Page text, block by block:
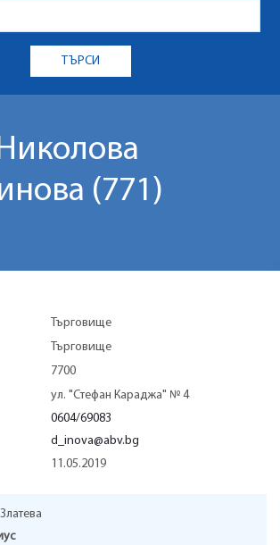
(771)
Търговище
Търговище
7700
ул. "Стефан Караджа" № 4
0604/69083
d_inova@abv.bg
11.05.2019
Златева